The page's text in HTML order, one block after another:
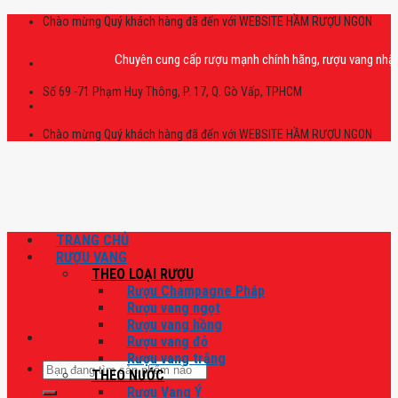
Skip
Chào mừng Quý khách hàng đã đến với WEBSITE HẦM RƯỢU NGON
Chuyên cung cấp rượu mạnh chính hãng, rượu vang nhập
Số 69 -71 Phạm Huy Thông, P. 17, Q. Gò Vấp, TPHCM
Chào mừng Quý khách hàng đã đến với WEBSITE HẦM RƯỢU NGON
Tìm
kiếm:
TRANG CHỦ
RƯỢU VANG
THEO LOẠI RƯỢU
Rượu Champagne Pháp
Rượu vang ngọt
Rượu vang hồng
Rượu vang đỏ
Rượu vang trắng
THEO NƯỚC
Rượu Vang Ý